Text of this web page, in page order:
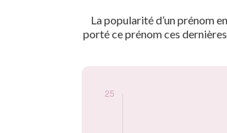
La popularité d’un prénom
porté ce prénom ces
2009
10
2010
15
2014
10